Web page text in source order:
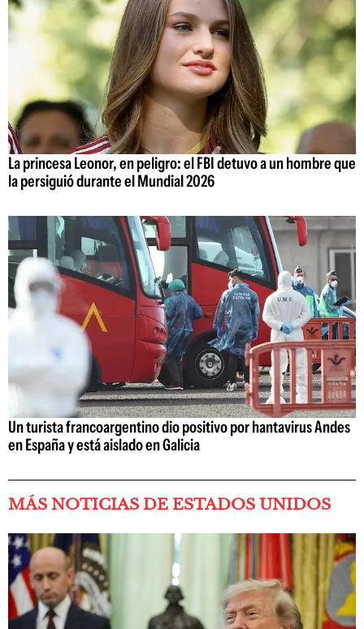
La princesa Leonor, en peligro: el FBI detuvo a un hombre que
la persiguió durante el Mundial 2026
Un turista francoargentino dio positivo por hantavirus Andes
en España y está aislado en Galicia
MÁS NOTICIAS DE ESTADOS UNIDOS